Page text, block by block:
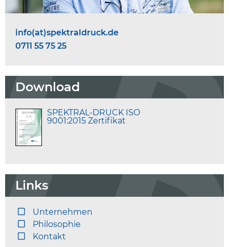
info(at)spektraldruck.de
0711 55 75 25
Download
SPEKTRAL-DRUCK ISO
9001:2015 Zertifikat
Links
Unternehmen
Philosophie
Kontakt